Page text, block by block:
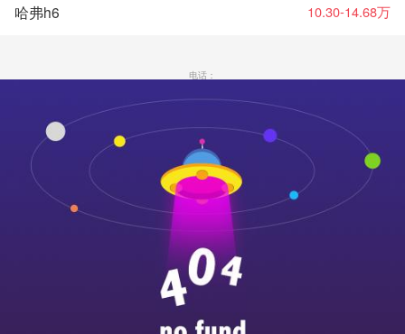
哈弗h6 10.30-14.68万
电话：